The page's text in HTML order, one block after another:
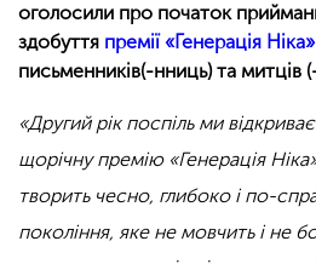
оголосили про початок
здобуття премії «Генерація Ніка»
письменників(-нниць) та митців
«Другий рік поспіль ми
щорічну премію «Генерація
творить чесно, глибоко і по-
покоління, яке не мовчить і не